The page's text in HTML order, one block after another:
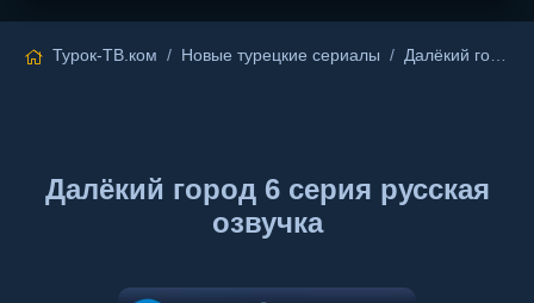
Турок-ТВ.ком / Новые турецкие сериалы / Далёкий город
Далёкий город 6 серия русская
озвучка